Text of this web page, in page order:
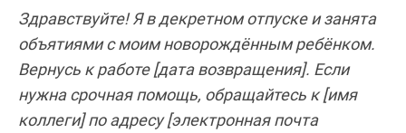
Здравствуйте! Я в декретном отпуске и занята
объятиями с моим новорождённым ребёнком.
Вернусь к работе [дата возвращения]. Если
нужна срочная помощь, обращайтесь к [имя
коллеги] по адресу [электронная почта